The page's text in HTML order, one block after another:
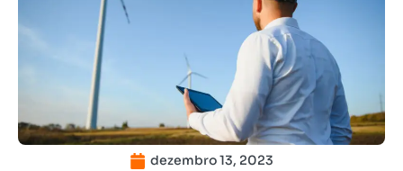
dezembro 13, 2023